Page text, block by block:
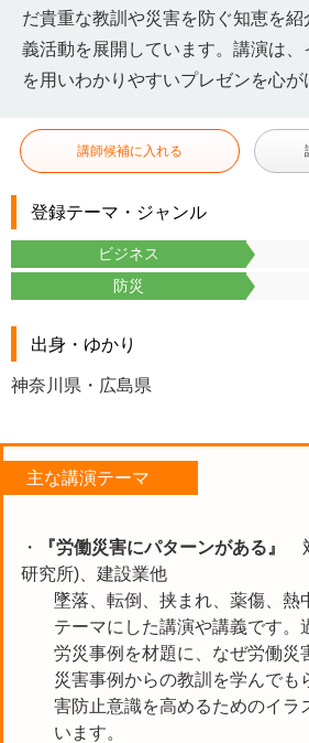
だ貴重な教訓や災害を防ぐ知恵を
義活動を展開しています。講演は
を用いわかりやすいプレゼンを心が
講師候補に入れる
登録テーマ・ジャンル
ビジネス
防災
出身・ゆかり
神奈川県・広島県
主な講演テーマ
・ 『労働災害にパターンがある』
研究所)、建設業他
墜落、転倒、挟まれ、薬傷、熱
テーマにした講演や講義です。
労災事例を材題に、なぜ労働災
災害事例からの教訓を学んでも
害防止意識を高めるためのイラ
います。